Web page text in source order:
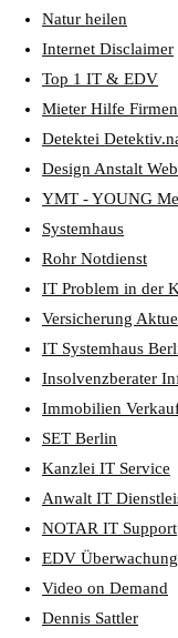
Natur heilen
Internet Disclaimer
Top 1 IT & EDV
Mieter Hilfe Firmen
Detektei
Design Anstalt
YMT - YOUNG
Systemhaus
Rohr Notdienst
IT Problem in der
Versicherung
IT Systemhaus
Insolvenzberater
Immobilien
SET Berlin
Kanzlei IT Service
Anwalt IT
NOTAR IT Support
EDV Überwachung
Video on Demand
Dennis Sattler